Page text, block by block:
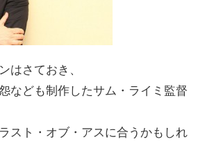
はさておき、
なども制作したサム・ライミ監督
スト・オブ・アスに合うかもしれ